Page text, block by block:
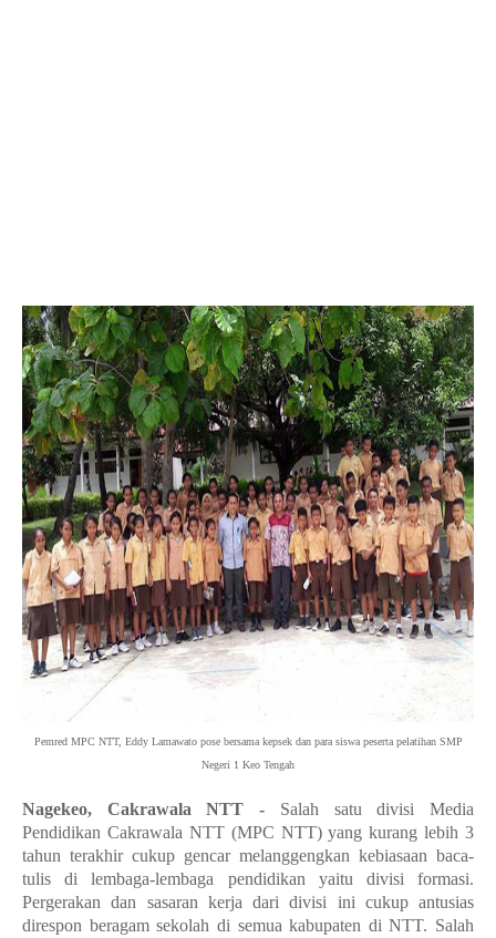
Pemred MPC NTT, Eddy Lamawato pose bersama kepsek dan para siswa peserta pelatihan SMP
Negeri 1 Keo Tengah
Nagekeo, Cakrawala NTT - Salah satu divisi Media
Pendidikan Cakrawala NTT (MPC NTT) yang kurang lebih 3
tahun terakhir cukup gencar melanggengkan kebiasaan baca-
tulis di lembaga-lembaga pendidikan yaitu divisi formasi.
Pergerakan dan sasaran kerja dari divisi ini cukup antusias
direspon beragam sekolah di semua kabupaten di NTT. Salah